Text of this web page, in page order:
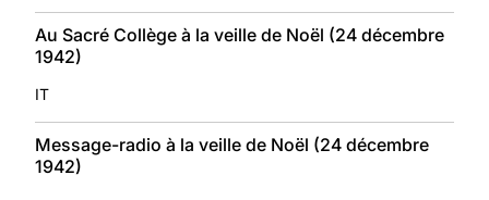
Au Sacré Collège à la veille de Noël (24 décembre
1942)
IT
Message-radio à la veille de Noël (24 décembre
1942)